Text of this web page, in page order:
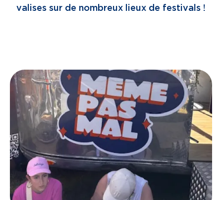
valises sur de nombreux lieux de festivals !